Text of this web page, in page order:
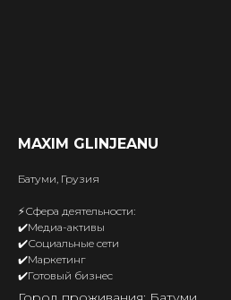
MAXIM GLINJEANU
Батуми, Грузия
⚡️Сфера деятельности:
✔️Медиа-активы
✔️Социальные сети
✔️Маркетинг
✔️Готовый бизнес